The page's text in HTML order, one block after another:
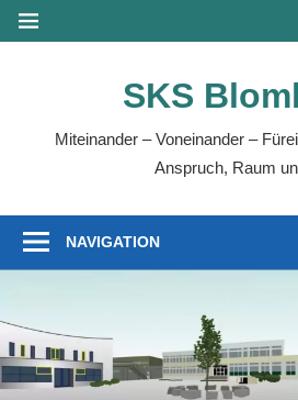
Zum
Inhalt
MENÜ
SKS
Miteinander – Voneinander –
Anspruch, Raum
NAVIGATION